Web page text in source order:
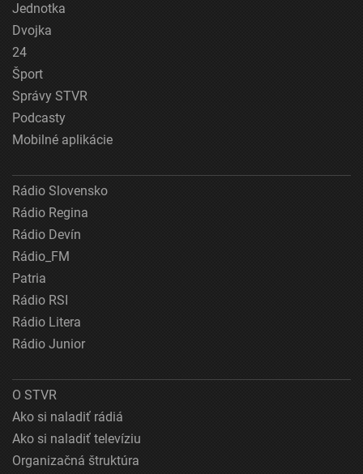
Jednotka
Dvojka
24
Šport
Správy STVR
Podcasty
Mobilné aplikácie
Rádio Slovensko
Rádio Regina
Rádio Devín
Rádio_FM
Patria
Rádio RSI
Rádio Litera
Rádio Junior
O STVR
Ako si naladiť rádiá
Ako si naladiť televíziu
Organizačná štruktúra